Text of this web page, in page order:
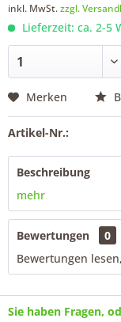
inkl. MwSt.zzgl.
Lieferzeit: ca. 2-5
Merken
Artikel-Nr.:
Beschreibung
mehr
Bewertungen
0
Bewertungen
Sie haben Fragen,